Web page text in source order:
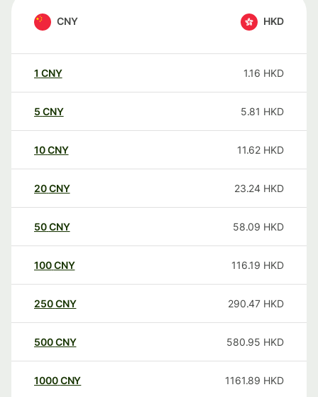
CNY HKD
1 CNY 1.16 HKD
5 CNY 5.81 HKD
10CNY 11.62 HKD
20CNY 23.24 HKD
50CNY 58.09 HKD
100CNY 116.19 HKD
250CNY 290.47 HKD
500CNY 580.95 HKD
1000CNY 1161.89 HKD